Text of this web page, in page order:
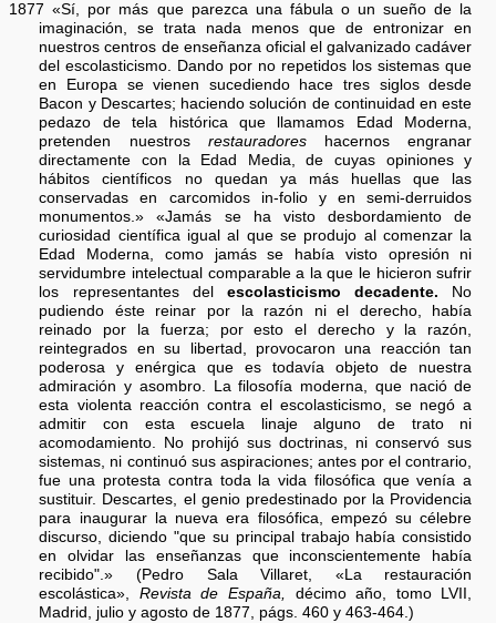
1877 «Sí, por más que parezca una fábula o un sueño de la
imaginación, se trata nada menos que de entronizar en
nuestros centros de enseñanza oficial el galvanizado cadáver
del escolasticismo. Dando por no repetidos los sistemas que
en Europa se vienen sucediendo hace tres siglos desde
Bacon y Descartes; haciendo solución de continuidad en este
pedazo de tela histórica que llamamos Edad Moderna,
pretenden nuestros restauradoreshacernos engranar
directamente con la Edad Media, de cuyas opiniones y
hábitos científicos no quedan ya más huellas que las
conservadas en carcomidos in-folio y en semi-derruidos
monumentos.» «Jamás se ha visto desbordamiento de
curiosidad científica igual al que se produjo al comenzar la
Edad Moderna, como jamás se había visto opresión ni
servidumbre intelectual comparable a la que le hicieron sufrir
los representantes del escolasticismo decadente. No
pudiendo éste reinar por la razón ni el derecho, había
reinado por la fuerza; por esto el derecho y la razón,
reintegrados en su libertad, provocaron una reacción tan
poderosa y enérgica que es todavía objeto de nuestra
admiración y asombro. La filosofía moderna, que nació de
esta violenta reacción contra el escolasticismo, se negó a
admitir con esta escuela linaje alguno de trato ni
acomodamiento. No prohijó sus doctrinas, ni conservó sus
sistemas, ni continuó sus aspiraciones; antes por el contrario,
fue una protesta contra toda la vida filosófica que venía a
sustituir. Descartes, el genio predestinado por la Providencia
para inaugurar la nueva era filosófica, empezó su célebre
discurso, diciendo "que su principal trabajo había consistido
en olvidar las enseñanzas que inconscientemente había
recibido".» (Pedro Sala Villaret, «La restauración
escolástica», Revista de España, décimo año, tomo LVII,
Madrid, julio y agosto de 1877, págs. 460 y 463-464.)